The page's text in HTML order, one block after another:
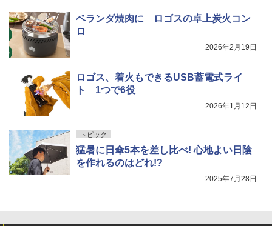
ベランダ焼肉に ロゴスの卓上炭火コン
ロ
2026年2月19日
ロゴス、着火もできるUSB蓄電式ライ
ト 1つで6役
2026年1月12日
トピック
猛暑に日傘5本を差し比べ! 心地よい日陰
を作れるのはどれ!?
2025年7月28日